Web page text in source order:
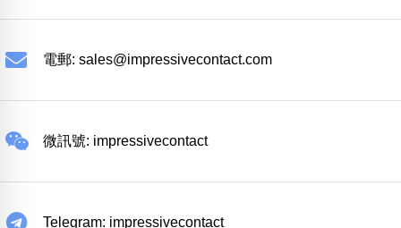
電郵: sales@impressivecontact.com
微訊號: impressivecontact
Telegram: impressivecontact